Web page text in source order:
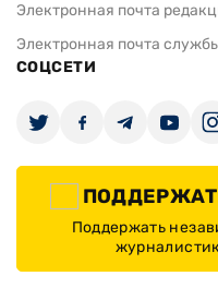
Электронная почта
Электронная почта
СОЦСЕТИ
Поддержать